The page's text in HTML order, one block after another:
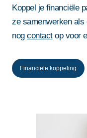
Koppel je financiële
ze samenwerken als
nog contactop voor
Financiele koppeling